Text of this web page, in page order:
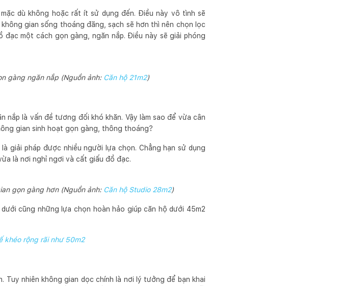
dù không hoặc rất ít sử dụng đến. Điều này vô tình sẽ
gian sống thoáng đãng, sạch sẽ hơn thì nên chọn lọc
một cách gọn gàng, ngăn nắp. Điều này sẽ giải phóng
gàng ngăn nắp (Nguồn ảnh: Căn hộ 21m2)
nắp là vấn đề tương đối khó khăn. Vậy làm sao để vừa cân
gian sinh hoạt gọn gàng, thông thoáng?
giải pháp được nhiều người lựa chọn. Chẳng hạn sử dụng
là nơi nghỉ ngơi và cất giấu đồ đạc.
gọn gàng hơn (Nguồn ảnh: Căn hộ Studio 28m2)
cũng những lựa chọn hoàn hảo giúp căn hộ dưới 45m2
khéo rộng rãi như 50m2
Tuy nhiên không gian dọc chính là nơi lý tưởng để bạn khai